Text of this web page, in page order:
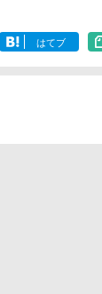
はてブ